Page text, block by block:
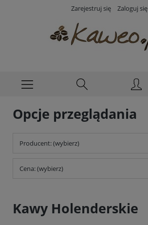
Zarejestruj się Zaloguj się
Opcje przeglądania
Producent: (wybierz)
Cena: (wybierz)
Kawy Holenderskie